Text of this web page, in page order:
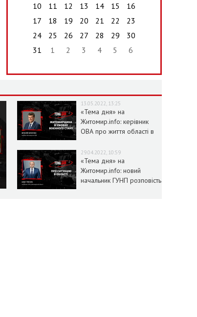
10
11 12 13 14 15
16
17
18 19 20 21 22
23
24
25 26 27 28 29
30
31
1 2 3 4 5 6
13.05.2022, 13:25
«Тема дня» на
Житомир.info: керівник
ОВА про життя області в
29.04.2022, 10:59
«Тема дня» на
Житомир.info: новий
начальник ГУНП розповість